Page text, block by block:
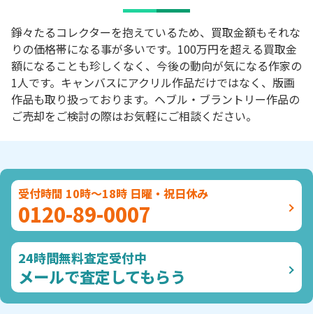
錚々たるコレクターを抱えているため、買取金額もそれな
りの価格帯になる事が多いです。100万円を超える買取金
額になることも珍しくなく、今後の動向が気になる作家の
1人です。キャンバスにアクリル作品だけではなく、版画
作品も取り扱っております。ヘブル・ブラントリー作品の
ご売却をご検討の際はお気軽にご相談ください。
受付時間 10時～18時 日曜・祝日休み
0120-89-0007
24時間無料査定受付中
メールで査定してもらう